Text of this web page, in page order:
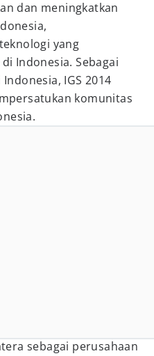
dan meningkatkan
yang
Indonesia. Sebagai
IGS 2014
komunitas
sebagai perusahaan